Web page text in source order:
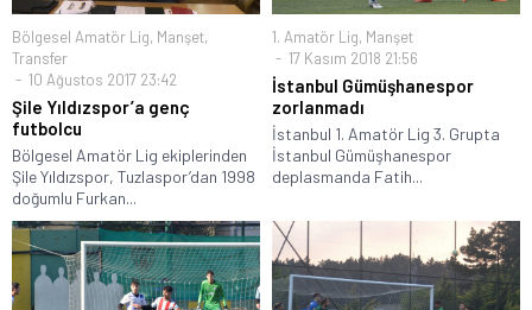
Bölgesel Amatör Lig, Manşet,
Transfer
10 Ağustos 2017 23:42
Şile Yıldızspor’a genç
futbolcu
Bölgesel Amatör Lig ekiplerinden
Şile Yıldızspor, Tuzlaspor’dan 1998
doğumlu Furkan...
1. Amatör Lig, Manşet
17 Kasım 2018 21:56
İstanbul Gümüşhanespor
zorlanmadı
İstanbul 1. Amatör Lig 3. Grupta
İstanbul Gümüşhanespor
deplasmanda Fatih...